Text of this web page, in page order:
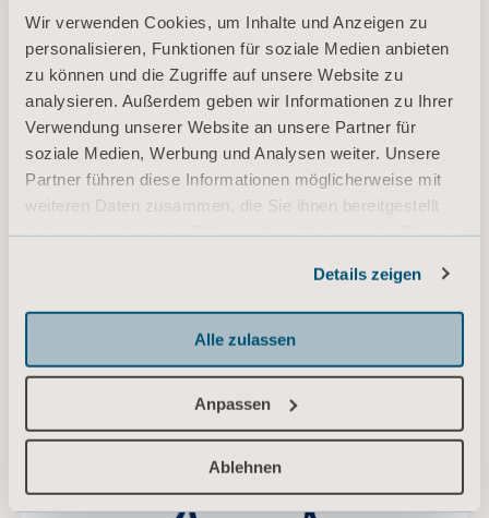
Wir verwenden Cookies, um Inhalte und Anzeigen zu
personalisieren, Funktionen für soziale Medien anbieten
zu können und die Zugriffe auf unsere Website zu
analysieren. Außerdem geben wir Informationen zu Ihrer
Verwendung unserer Website an unsere Partner für
soziale Medien, Werbung und Analysen weiter. Unsere
Partner führen diese Informationen möglicherweise mit
weiteren Daten zusammen, die Sie ihnen bereitgestellt
Details zeigen
Alle zulassen
Anpassen
Ablehnen
Liegendgurte und
MEHR LADEN